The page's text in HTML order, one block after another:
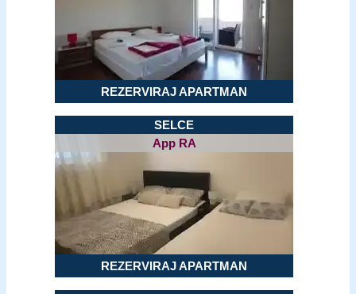
REZERVIRAJ APARTMAN
SELCE
App RA
REZERVIRAJ APARTMAN